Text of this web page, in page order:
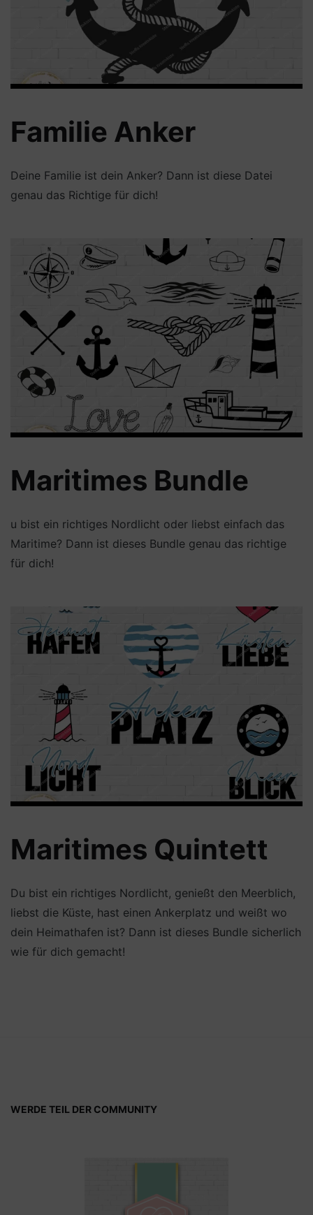
Familie Anker
Deine Familie ist dein Anker? Dann ist diese Datei
genau das Richtige für dich!
Maritimes Bundle
u bist ein richtiges Nordlicht oder liebst einfach das
Maritime? Dann ist dieses Bundle genau das richtige
für dich!
Maritimes Quintett
Du bist ein richtiges Nordlicht, genießt den Meerblich,
liebst die Küste, hast einen Ankerplatz und weißt wo
dein Heimathafen ist? Dann ist dieses Bundle sicherlich
wie für dich gemacht!
WERDE TEIL DER COMMUNITY